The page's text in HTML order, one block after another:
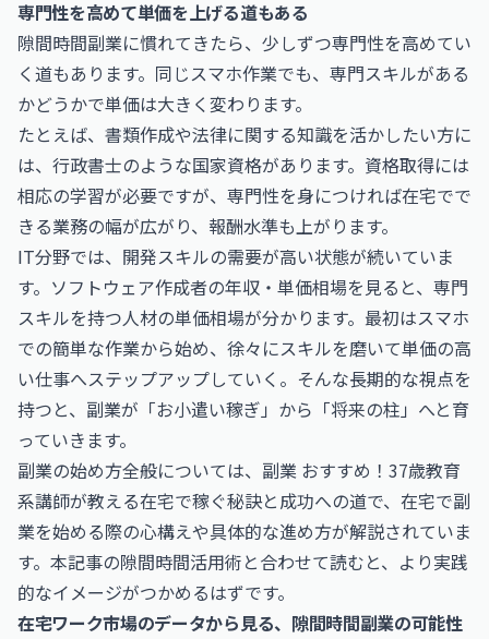
専門性を高めて単価を上げる道もある
隙間時間副業に慣れてきたら、少しずつ専門性を高めてい
く道もあります。同じスマホ作業でも、専門スキルがある
かどうかで単価は大きく変わります。
たとえば、書類作成や法律に関する知識を活かしたい方に
は、 行政書士のような国家資格があります。資格取得には
相応の学習が必要ですが、専門性を身につければ在宅でで
きる業務の幅が広がり、報酬水準も上がります。
IT分野では、開発スキルの需要が高い状態が続いていま
す。 ソフトウェア作成者の年収・単価相場を見ると、専門
スキルを持つ人材の単価相場が分かります。最初はスマホ
での簡単な作業から始め、徐々にスキルを磨いて単価の高
い仕事へステップアップしていく。そんな長期的な視点を
持つと、副業が「お小遣い稼ぎ」から「将来の柱」へと育
っていきます。
副業の始め方全般については、 副業 おすすめ！37歳教育
系講師が教える在宅で稼ぐ秘訣と成功への道で、在宅で副
業を始める際の心構えや具体的な進め方が解説されていま
す。本記事の隙間時間活用術と合わせて読むと、より実践
的なイメージがつかめるはずです。
在宅ワーク市場のデータから見る、隙間時間副業の可能性